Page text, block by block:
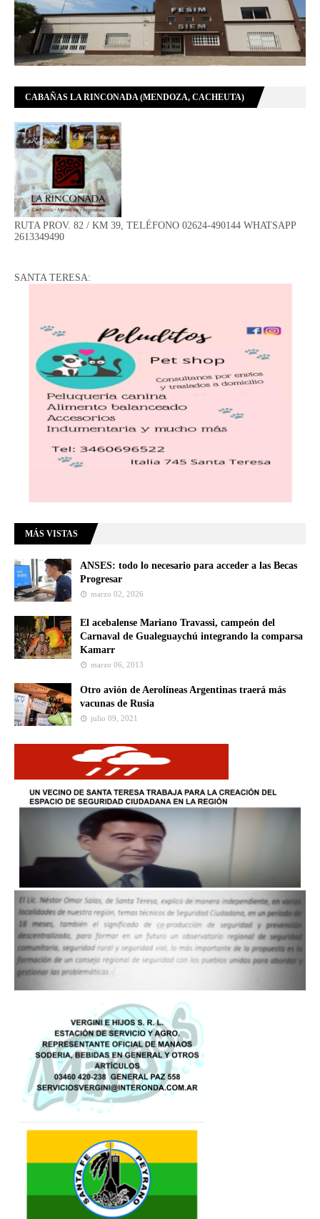
CABAÑAS LA RINCONADA (MENDOZA, CACHEUTA)
RUTA PROV. 82 / KM 39, TELÉFONO 02624-490144 WHATSAPP
2613349490
SANTA TERESA:
MÁS VISTAS
ANSES: todo lo necesario para acceder a las Becas
Progresar
marzo 02, 2026
El acebalense Mariano Travassi, campeón del
Carnaval de Gualeguaychú integrando la comparsa
Kamarr
marzo 06, 2013
Otro avión de Aerolíneas Argentinas traerá más
vacunas de Rusia
julio 09, 2021